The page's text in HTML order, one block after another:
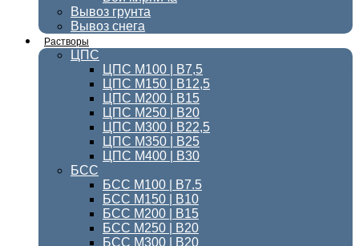
Вывоз грунта
Вывоз снега
Растворы
ЦПС
ЦПС М100 | B7,5
ЦПС М150 | В12,5
ЦПС М200 | В15
ЦПС М250 | В20
ЦПС М300 | B22,5
ЦПС М350 | В25
ЦПС M400 | B30
БСС
БСС М100 | B7.5
БСС М150 | В10
БСС М200 | В15
БСС М250 | В20
БСС М300 | В20